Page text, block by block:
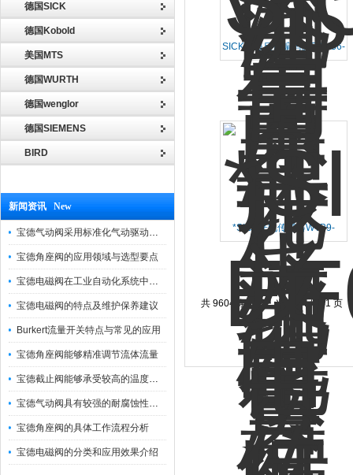
德国SICK
德国Kobold
美国MTS
德国WURTH
德国wenglor
德国SIEMENS
BIRD
新闻资讯 New
宝德气动阀采用标准化气动驱动设计，可匹配各类工业气源工况
宝德角座阀的应用领域与选型要点
宝德电磁阀在工业自动化系统中的作用
宝德电磁阀的特点及维护保养建议
Burkert流量开关特点与常见的应用
宝德角座阀能够精准调节流体流量
宝德截止阀能够承受较高的温度和压力
宝德气动阀具有较强的耐腐蚀性和抗震性
宝德角座阀的具体工作流程分析
宝德电磁阀的分类和应用效果介绍
SICK伺服反馈编码器EKM36-
2KF0B0S14*
*SICK光电传感器WTB9-
3N2461发票随货
共 9604 条记录，当前 14 / 241 页